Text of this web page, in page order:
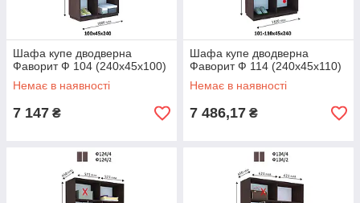
Шафа купе дводверна
Фаворит Ф 104 (240х45х100)
Немає в наявності
7 147 ₴
Шафа купе дводверна
Фаворит Ф 114 (240х45х110)
Немає в наявності
7 486,17 ₴